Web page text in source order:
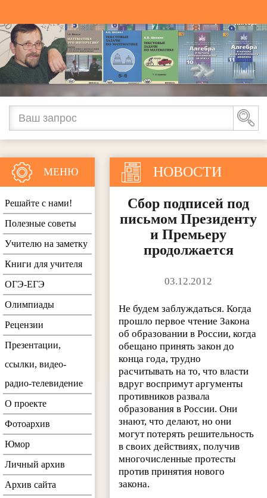
НОВОСТИ
Сбор подписей под
письмом Президенту
и Премьеру
продолжается
03.12.2012
Не будем заблуждаться. Когда
прошло первое чтение Закона
об образовании в России, когда
обещано принять закон до
конца года, трудно
расчитывать на то, что власти
вдруг воспримут аргументы
противников развала
образования в России. Они
знают, что делают, но они
могут потерять решительность
в своих действиях, получив
многочисленные протесты
против принятия нового
закона.
МЕНЮ
Решайте с нами!
Полезные советы
Учителю на заметку
Книги для учителя
ОГЭ-ЕГЭ
Олимпиады
Рецензии
Презентации,
ссылки, видео-
радио-телевидение
О проекте
Фотоархив
Юмор
Личный архив
Архив сайта